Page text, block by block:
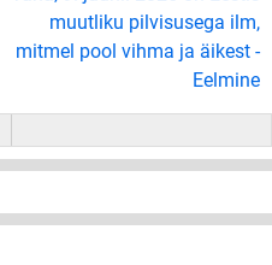
muutliku pilvisusega ilm,
mitmel pool vihma ja äikest -
Eelmine